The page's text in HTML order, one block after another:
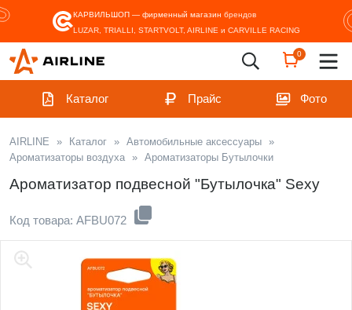
КАРВИЛЬШОП — фирменный магазин брендов
LUZAR, TRIALLI, STARTVOLT, AIRLINE и CARVILLE RACING
0
Каталог Прайс Фото
AIRLINE » Каталог » Автомобильные аксессуары »
Ароматизаторы воздуха » Ароматизаторы Бутылочки
Ароматизатор подвесной "Бутылочка" Sexy
Код товара: AFBU072